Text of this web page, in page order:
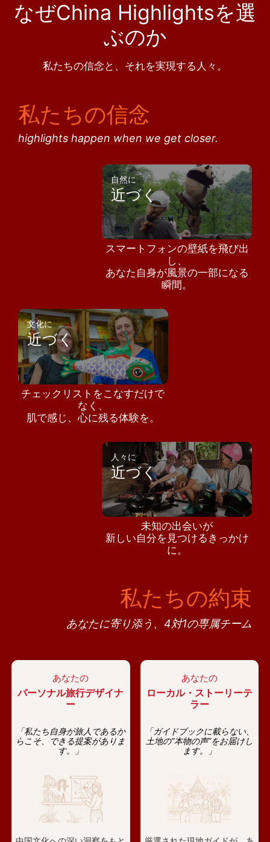
なぜChina Highlightsを選
ぶのか
私たちの信念と、それを実現する人々。
私たちの信念
highlights happen when we get closer.
自然に
近づく
スマートフォンの壁紙を飛び出
し、
あなた自身が風景の一部になる
瞬間。
文化に
近づく
チェックリストをこなすだけで
なく、
肌で感じ、心に残る体験を。
人々に
近づく
未知の出会いが
新しい自分を見つけるきっかけ
に。
私たちの約束
あなたに寄り添う、4対1の専属チーム
あなたの
パーソナル旅行デザイナ
ー
「私たち自身が旅人であるか
らこそ、できる提案がありま
す。」
あなたの
ローカル・ストーリーテ
ラー
「ガイドブックに載らない、
土地の“本物の声”をお届けし
ます。」